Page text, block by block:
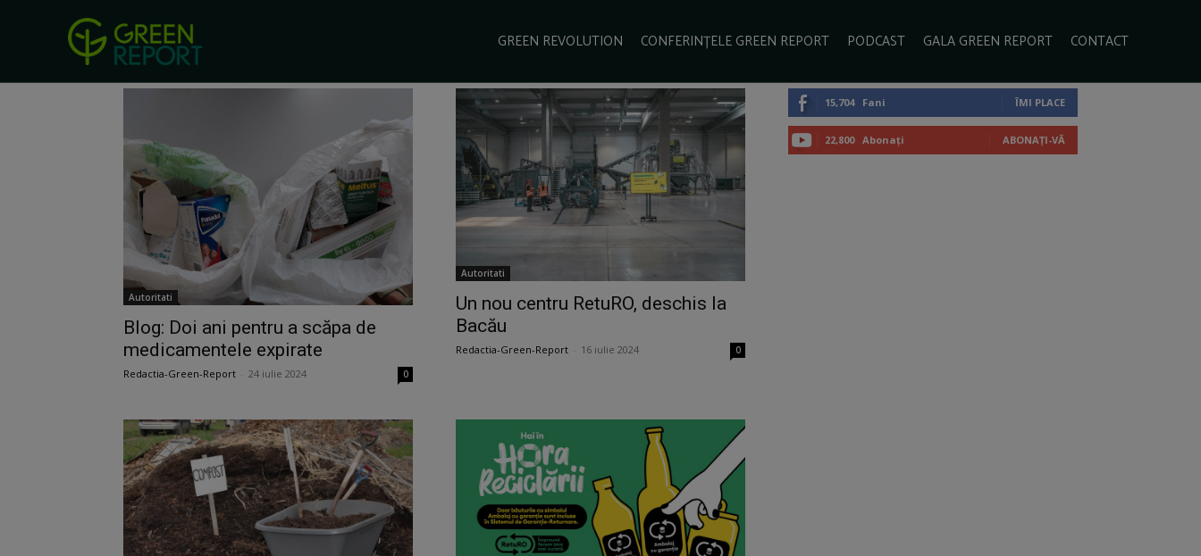
GREEN REVOLUTION CONFERINȚELE GREEN REPORT PODCAST GALA GREEN REPORT CONTACT
Acasă Domenii
Deseuri
Autoritati
Blog: Doi ani pentru a scăpa de
medicamentele expirate
Redactia-Green-Report 24 iulie 2024 0
Autoritati
Un nou centru RetuRO, deschis la
Bacău
Redactia-Green-Report 16 iulie 2024 0
15,704 Fani ÎMI PLACE
22,800 Abonați ABONAȚI-VĂ